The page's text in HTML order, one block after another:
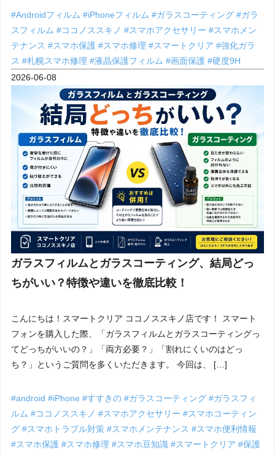
#Androidフィルム#iPhoneフィルム#ガラスコーティング#ガラ
スフィルム#ココノススキノ#スマホアクセサリー#スマホメン
テナンス#スマホ保護#スマホ修理#スマートクリア#強化ガラ
ス#札幌スマホ修理#液晶保護フィルム#画面保護#硬度9H
2026-06-08
ガラスフィルムとガラスコーティング、結局どっ
ちがいい？特徴や違いを徹底比較！
こんにちは！スマートクリア ココノススキノ店です！ スマート
フォンを購入した際、「ガラスフィルムとガラスコーティングっ
てどっちがいいの？」「両方必要？」「割れにくいのはどっ
ち？」というご質問を多くいただきます。 今回は、 […]
#android#iPhone#すすきの#ガラスコーティング#ガラスフィ
ルム#ココノススキノ#スマホアクセサリー#スマホコーティン
グ#スマホトラブル対策#スマホメンテナンス#スマホ便利情報
#スマホ保護#スマホ修理#スマホ豆知識#スマートクリア#保護